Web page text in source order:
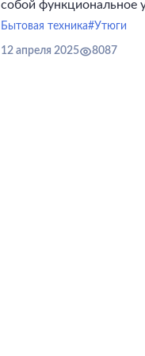
собой функциональное
удобства и надежности
одеждой.
Бытовая техника#Утюги
12 апреля 2025 8087